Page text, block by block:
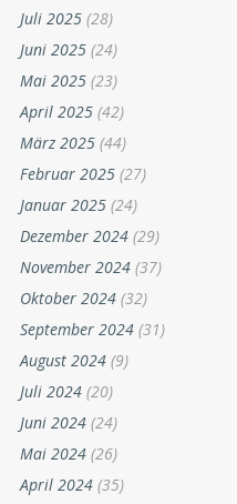
Juli 2025 (28)
Juni 2025 (24)
Mai 2025 (23)
April 2025 (42)
März 2025 (44)
Februar 2025 (27)
Januar 2025 (24)
Dezember 2024 (29)
November 2024 (37)
Oktober 2024 (32)
September 2024 (31)
August 2024 (9)
Juli 2024 (20)
Juni 2024 (24)
Mai 2024 (26)
April 2024 (35)